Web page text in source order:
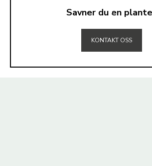
Savner du en
KONTAKT OSS